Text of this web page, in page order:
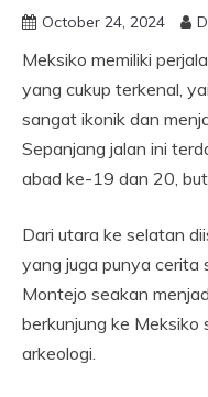
October 24, 2024
Meksiko memiliki
yang cukup terkenal,
sangat ikonik dan
Sepanjang jalan ini
abad ke-19 dan 20,
Dari utara ke selatan
yang juga punya cerita
Montejo seakan
berkunjung ke Meksiko
arkeologi.